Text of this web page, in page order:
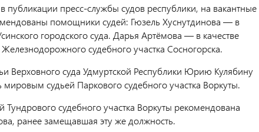
публикации пресс-службы судов республики, на вакантные
помощники судей: Гюзель Хуснутдинова — в
городского суда. Дарья Артёмова — в качестве
судебного участка Сосногорска.
Верховного суда Удмуртской Республики Юрию Кулябину
мировым судьей Паркового судебного участка Воркуты.
судебного участка Воркуты рекомендована
ранее замещавшая эту же должность.